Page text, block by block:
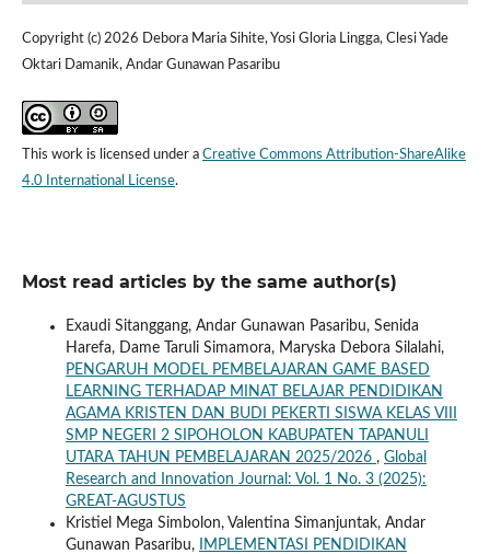
Copyright (c) 2026 Debora Maria Sihite, Yosi Gloria Lingga, Clesi Yade
Oktari Damanik, Andar Gunawan Pasaribu
This work is licensed under a Creative Commons Attribution-ShareAlike
4.0 International License.
Most read articles by the same author(s)
Exaudi Sitanggang, Andar Gunawan Pasaribu, Senida
Harefa, Dame Taruli Simamora, Maryska Debora Silalahi,
PENGARUH MODEL PEMBELAJARAN GAME BASED
LEARNING TERHADAP MINAT BELAJAR PENDIDIKAN
AGAMA KRISTEN DAN BUDI PEKERTI SISWA KELAS VIII
SMP NEGERI 2 SIPOHOLON KABUPATEN TAPANULI
UTARA TAHUN PEMBELAJARAN 2025/2026 , Global
Research and Innovation Journal: Vol. 1 No. 3 (2025):
GREAT-AGUSTUS
Kristiel Mega Simbolon, Valentina Simanjuntak, Andar
Gunawan Pasaribu,
IMPLEMENTASI PENDIDIKAN